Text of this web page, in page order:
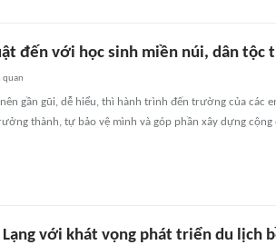
đến với học sinh miền núi, dân tộc
quan
gần gũi, dễ hiểu, thì hành trình đến trường của các
thành, tự bảo vệ mình và góp phần xây dựng
với khát vọng phát triển du lịch